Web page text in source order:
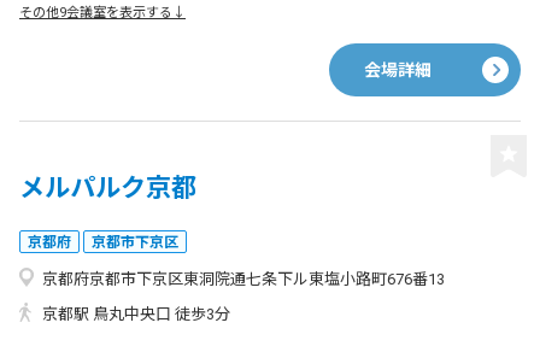
その他9会議室を表示する↓
会場詳細
メルパルク京都
京都府 京都市下京区
京都府京都市下京区東洞院通七条下ル東塩小路町676番13
京都駅 鳥丸中央口 徒歩3分